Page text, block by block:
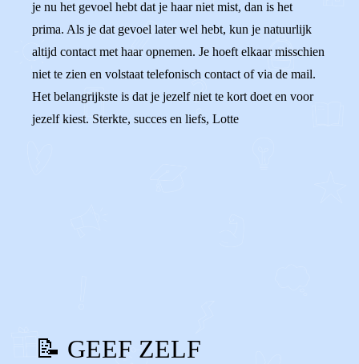
je nu het gevoel hebt dat je haar niet mist, dan is het
prima. Als je dat gevoel later wel hebt, kun je natuurlijk
altijd contact met haar opnemen. Je hoeft elkaar misschien
niet te zien en volstaat telefonisch contact of via de mail.
Het belangrijkste is dat je jezelf niet te kort doet en voor
jezelf kiest. Sterkte, succes en liefs, Lotte
📝 GEEF ZELF